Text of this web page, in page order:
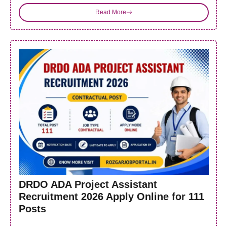
Read More
DRDO ADA Project Assistant
Recruitment 2026 Apply Online for 111
Posts